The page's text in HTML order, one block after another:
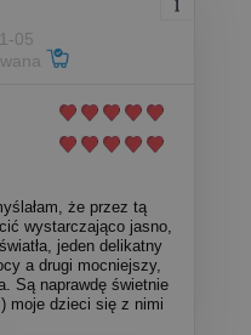
05
że przez tą
wystarczająco jasno,
jeden delikatny
a drugi mocniejszy,
Są naprawdę świetnie
moje dzieci się z nimi